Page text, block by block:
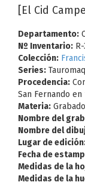
[El Cid
Departamento:
Nº Inventario:
Colección:
Series:
Procedencia:
San Fernando
Materia:
Nombre del
Nombre del
Lugar de
Fecha de
Medidas de la
Medidas de la